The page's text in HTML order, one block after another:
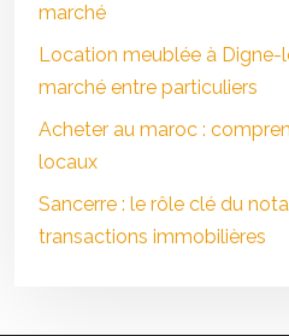
marché
Location meublée à Digne-
marché entre particuliers
Acheter au maroc :
locaux
Sancerre : le rôle clé du
transactions immobilières